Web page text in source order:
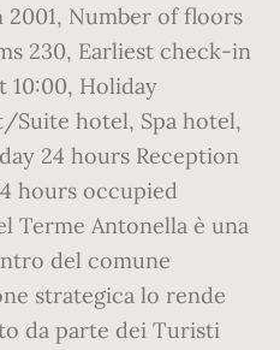
Number of floors
230, Earliest check-in
10:00, Holiday
Suite hotel, Spa hotel,
24 hours Reception
hours occupied
Terme Antonella è una
del comune
strategica lo rende
da parte dei Turisti